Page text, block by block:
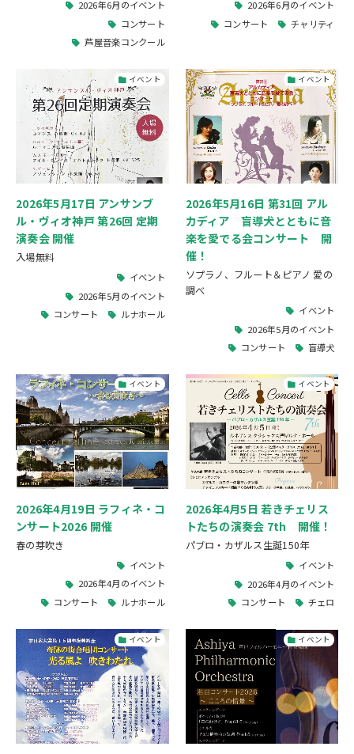
2026年6月のイベント
コンサート
芦屋音楽コンクール
2026年6月のイベント
コンサート
チャリティ
イベント
2026年5月17日 アンサンブ
ル・ヴィオ神戸 第26回 定期
演奏会 開催
入場無料
イベント
2026年5月のイベント
コンサート
ルナホール
イベント
2026年5月16日 第31回 アル
カディア 盲導犬とともに音
楽を愛でる会コンサート 開
催！
ソプラノ、フルート＆ピアノ 愛の
調べ
イベント
2026年5月のイベント
コンサート
盲導犬
イベント
2026年4月19日 ラフィネ・コ
ンサート2026 開催
春の芽吹き
イベント
2026年4月のイベント
コンサート
ルナホール
イベント
2026年4月5日 若きチェリス
トたちの演奏会 7th 開催！
パブロ・カザルス生誕150年
イベント
2026年4月のイベント
コンサート
チェロ
イベント イベント